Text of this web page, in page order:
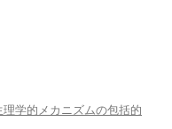
学的メカニズムの包括的